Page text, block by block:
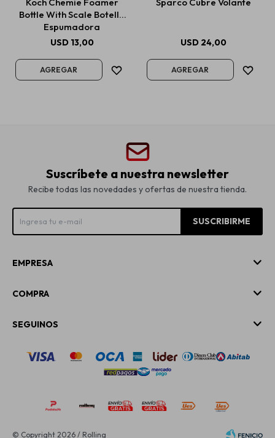
Bottle With Scale Botella
Espumadora
USD 13,00 USD 24,00
Suscríbete a nuestra newsletter
Recibe todas las novedades y ofertas de nuestra tienda.
SUSCRIBIRME
EMPRESA
COMPRA
SEGUINOS
© Copyright 2026 / Rolling